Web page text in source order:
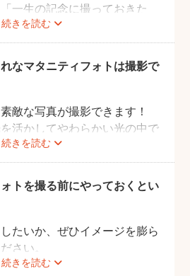
続きを読む
一生の記念に撮っておきた
が増えているようです。
ィフォトを撮るべきか迷って
の多くに、「衣装がはずかし
られたくない」と考える方も
宅への出張も可能ですの
い装いで自然体なマタニティ
ただけます。
カジュアルに撮影したり、素
装ではご自宅で撮影するなど、
内でシーンを変えることも可
なマタニティフォトは撮影で
続きを読む
敵な写真が撮影できます！
活かしてやわらかい光の中で
人気です。妊婦さんはお部屋の
かと思いますが、撮影したい
片付けいただく程度で大丈夫
トを撮る前にやっておくとい
続きを読む
たいか、ぜひイメージを膨ら
さい。
マ向けの雑誌などで、素敵な